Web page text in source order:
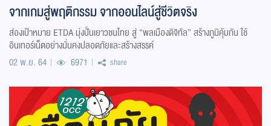
จากเกมสู่พฤติกรรม จากออนไลน์สู่ชีวิตจริง
ส่องเป้าหมาย ETDA มุ่งปั้นเยาวชนไทย สู่ “พลเมืองดิจิทัล” สร้างภูมิคุ้มกัน ใช้
อินเทอร์เน็ตอย่างมั่นคงปลอดภัยและสร้างสรรค์
02 พ.ย. 64
6971 share